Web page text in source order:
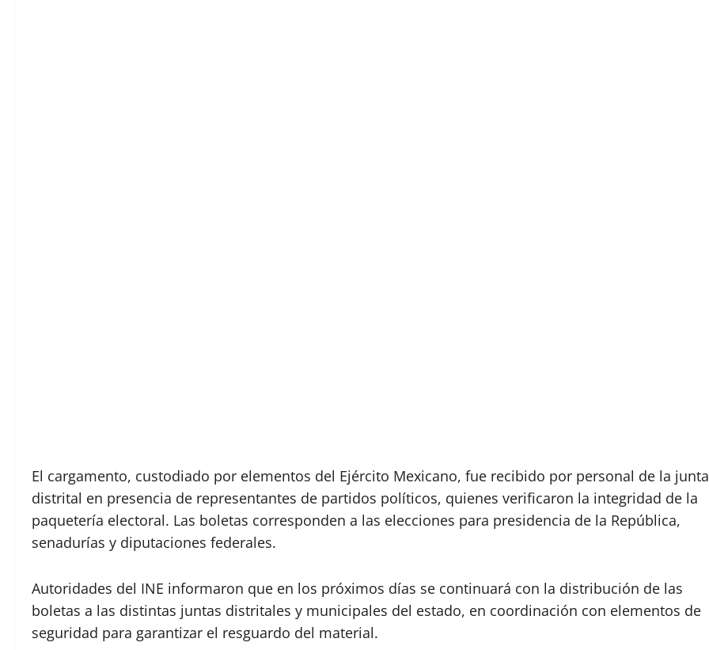
El cargamento, custodiado por elementos del Ejército Mexicano, fue recibido por personal de la junta
distrital en presencia de representantes de partidos políticos, quienes verificaron la integridad de la
paquetería electoral. Las boletas corresponden a las elecciones para presidencia de la República,
senadurías y diputaciones federales.
Autoridades del INE informaron que en los próximos días se continuará con la distribución de las
boletas a las distintas juntas distritales y municipales del estado, en coordinación con elementos de
seguridad para garantizar el resguardo del material.